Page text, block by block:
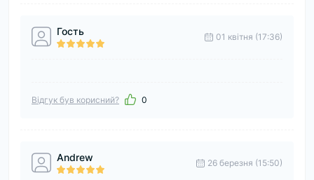
Гость 01 квітня (17:36)
Відгук був корисний? 0
Andrew 26 березня (15:50)